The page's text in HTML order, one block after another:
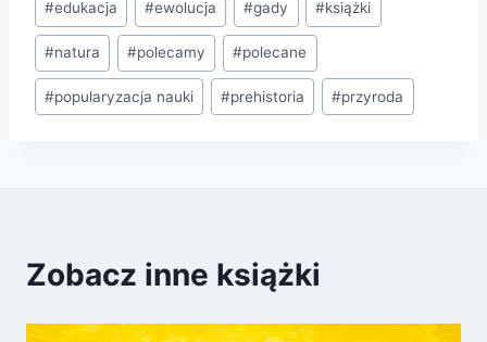
#edukacja #ewolucja #gady #książki
#natura #polecamy #polecane
#popularyzacja nauki #prehistoria #przyroda
Zobacz inne książki